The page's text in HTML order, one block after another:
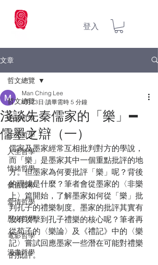
登入
文章
哲文總覽
中國哲學
生死哲學
人生哲學
情緒哲學
價值哲學
愛情哲學
歷史哲學
電影哲學
漫畫哲學
哲文總覽
淺談先秦儒家的「樂」—
儒墨之辯（一）
Man Ching Lee
6月23日 讀畢需時 5 分鐘
儒家及墨家經常互相批判對方的學說，
而「樂」是墨家其中一個重點批評的地
方。但墨家為何要批評「樂」呢？背後
的理據是什麼？筆者會從墨家的〈非樂
上〉篇開始，了解墨家如何從「樂」批
判孔子的禮樂制度。墨家的批評其實有
沒有攻擊到孔子禮樂的核心呢？筆者再
從荀子的〈樂論〉及《禮記》中的〈樂
記〉嘗試回應墨家一些潛在可能對禮樂
的批評。